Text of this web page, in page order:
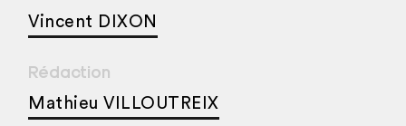
Vincent DIXON
Rédaction
Mathieu VILLOUTREIX